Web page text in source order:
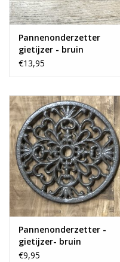
Pannenonderzetter
gietijzer - bruin
€13,95
Pannenonderzetter -
gietijzer- bruin
€9,95